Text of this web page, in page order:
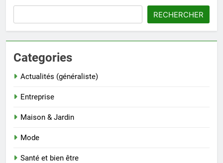
RECHERCHER
Categories
Actualités (généraliste)
Entreprise
Maison & Jardin
Mode
Santé et bien être